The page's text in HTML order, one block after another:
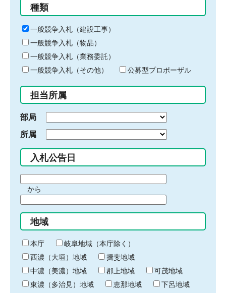
る
キ
ー
ワ
ー
ド
入
力
種類
一般競争入札（建設工事）
一般競争入札（物品）
一般競争入札（業務委託）
一般競争入札（その他）
公募型プロポーザル
担当所属
部局
所属
入札公告日
間
始
り
から
間
終
わ
り
地域
本庁
岐阜地域（本庁除く）
西濃（大垣）地域
揖斐地域
中濃（美濃）地域
郡上地域
可茂地域
東濃（多治見）地域
恵那地域
下呂地域